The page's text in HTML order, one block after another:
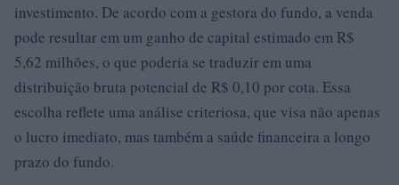
investimento. De acordo com a gestora do fundo, a venda
pode resultar em um ganho de capital estimado em R$
5,62 milhões, o que poderia se traduzir em uma
distribuição bruta potencial de R$ 0,10 por cota. Essa
escolha reflete uma análise criteriosa, que visa não apenas
o lucro imediato, mas também a saúde financeira a longo
prazo do fundo.